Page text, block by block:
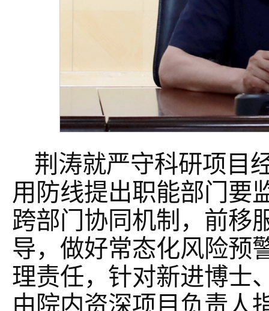
荆涛就严守科研项目
用防线提出职能部门要
跨部门协同机制，前移
导，做好常态化风险预
理责任，针对新进博士
由院内资深项目负责人